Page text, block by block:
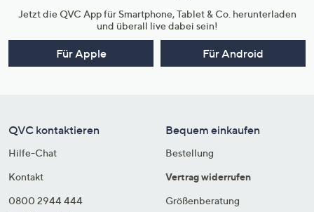
Jetzt die QVC App für Smartphone, Tablet & Co. herunterladen
und überall live dabei sein!
Für Apple Für Android
QVC kontaktieren
Hilfe-Chat
Kontakt
0800 2944 444
Bequem einkaufen
Bestellung
Vertrag widerrufen
Größenberatung